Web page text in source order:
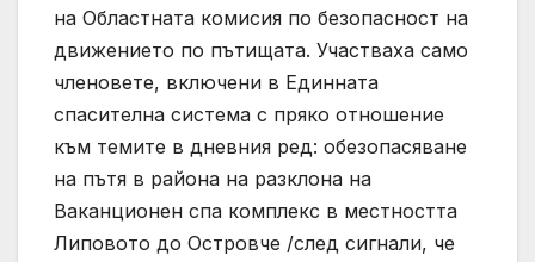
на Областната комисия по безопасност на
движението по пътищата. Участваха само
членовете, включени в Единната
спасителна система с пряко отношение
към темите в дневния ред: обезопасяване
на пътя в района на разклона на
Ваканционен спа комплекс в местността
Липовото до Островче /след сигнали, че